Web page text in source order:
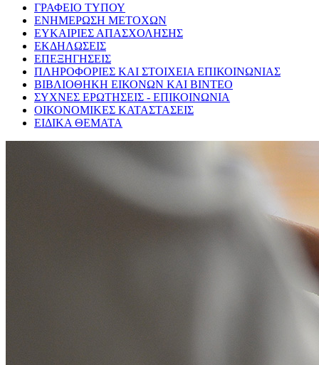
ΓΡΑΦΕΙΟ ΤΥΠΟΥ
ΕΝΗΜΕΡΩΣΗ ΜΕΤΟΧΩΝ
ΕΥΚΑΙΡΙΕΣ ΑΠΑΣΧΟΛΗΣΗΣ
ΕΚΔΗΛΩΣΕΙΣ
ΕΠΕΞΗΓΗΣΕΙΣ
ΠΛΗΡΟΦΟΡΙΕΣ ΚΑΙ ΣΤΟΙΧΕΙΑ ΕΠΙΚΟΙΝΩΝΙΑΣ
ΒΙΒΛΙΟΘΗΚΗ ΕΙΚΟΝΩΝ ΚΑΙ ΒΙΝΤΕΟ
ΣΥΧΝΕΣ ΕΡΩΤΗΣΕΙΣ - ΕΠΙΚΟΙΝΩΝΙΑ
ΟΙΚΟΝΟΜΙΚΕΣ ΚΑΤΑΣΤΑΣΕΙΣ
ΕΙΔΙΚΑ ΘΕΜΑΤΑ